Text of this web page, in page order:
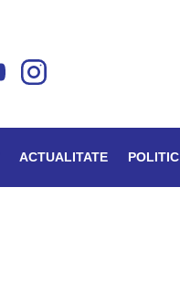
ACTUALITATE POLITIC